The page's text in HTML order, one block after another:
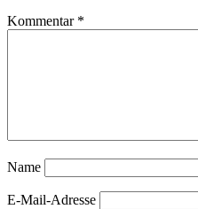
Kommentar *
Name
E-Mail-Adresse